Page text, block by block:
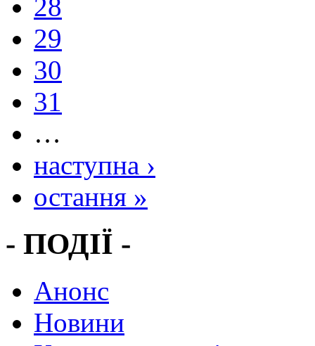
28
29
30
31
…
наступна ›
остання »
- ПОДІЇ -
Анонс
Новини